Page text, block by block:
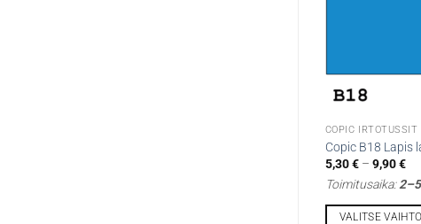
COPIC IRTOTUSSIT
Copic B18 Lapis
5,30€ – 9,90€
-
Toimitusaika:
VALITSE